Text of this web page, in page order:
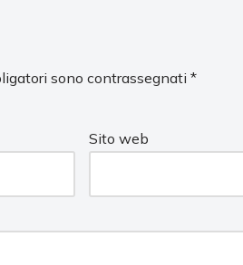
sono contrassegnati *
Sito web